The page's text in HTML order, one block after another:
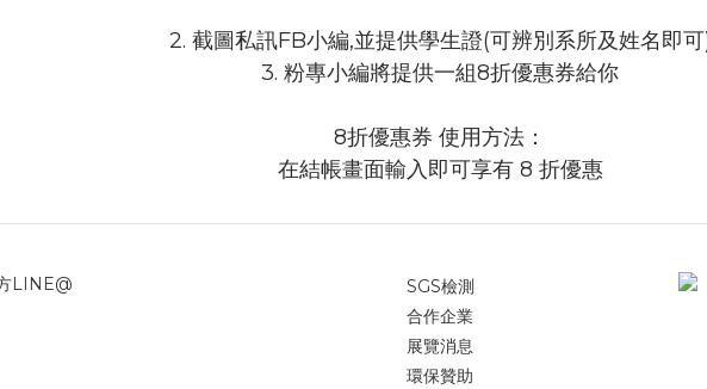
2. 截圖私訊FB小編,並提供學生證(可辨別系所及姓名即可
3. 粉專小編將提供一組8折優惠券給你
8折優惠券 使用方法：
在結帳畫面輸入即可享有 8 折優惠
SGS檢測
合作企業
展覽消息
環保贊助